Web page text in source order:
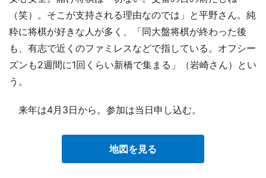
（笑）。そこが支持される理由なのでは」と平野さん。純
粋に将棋が好きな人が多く、「同大盤将棋が終わった後
も、有志で近くのファミレスなどで指している。オフシー
ズンも2週間に1回くらい新橋で集まる」（岩崎さん）とい
う。
来年は4月3日から。参加は当日申し込む。
地図を見る